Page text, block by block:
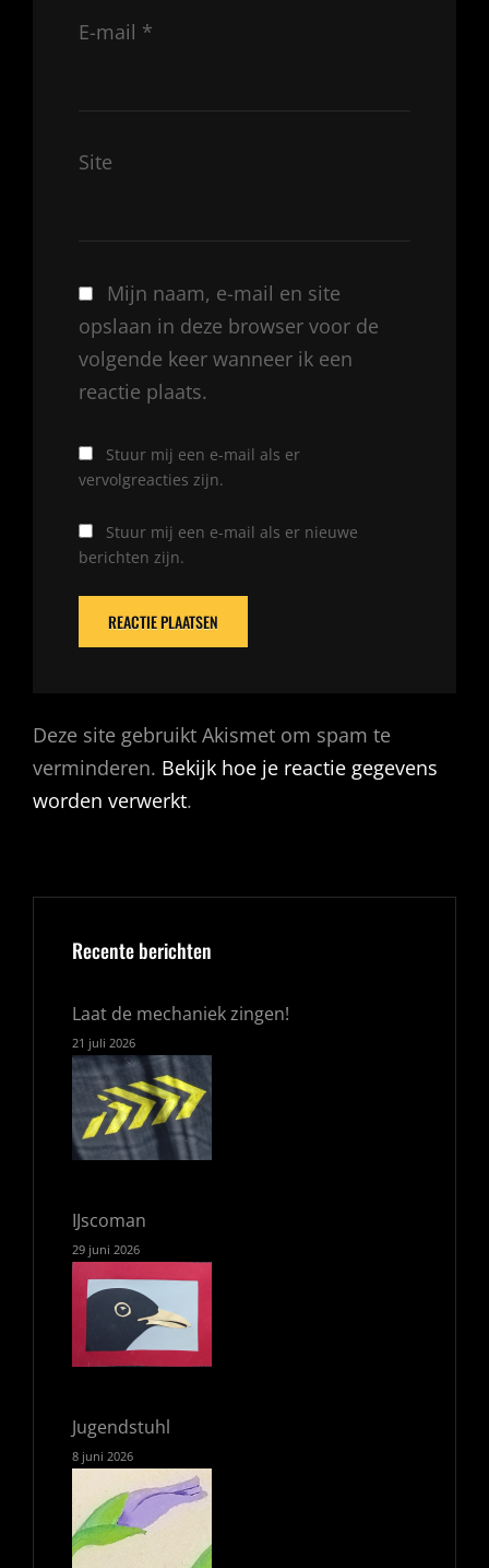
E-mail *
Site
Mijn naam, e-mail en site
opslaan in deze browser voor de
volgende keer wanneer ik een
reactie plaats.
Stuur mij een e-mail als er
vervolgreacties zijn.
Stuur mij een e-mail als er nieuwe
berichten zijn.
Deze site gebruikt Akismet om spam te
verminderen. Bekijk hoe je reactie gegevens
worden verwerkt.
Recente berichten
Laat de mechaniek zingen!
21 juli 2026
IJscoman
29 juni 2026
Jugendstuhl
8 juni 2026